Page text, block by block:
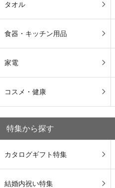
タオル
食器・キッチン用品
家電
コスメ・健康
特集から探す
カタログギフト特集
結婚内祝い特集